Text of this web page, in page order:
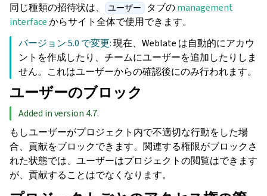
同じ種類の招待状は、 ユーザー タブのmanagement
interfaceからサイト全体で使用できます。
バージョン 5.0 で変更:現在、Weblate は自動的にアカウ
ントを作成したり、チームにユーザーを追加したりしま
せん。これはユーザーからの確認後にのみ行われます。
ユーザーのブロック
Added in version 4.7.
もしユーザーがプロジェクト内で不適切な行動をした場
合、貢献をブロックできます。関連する権限がブロックさ
れた状態では、ユーザーはプロジェクトの閲覧はできます
が、貢献することはでなくなります。